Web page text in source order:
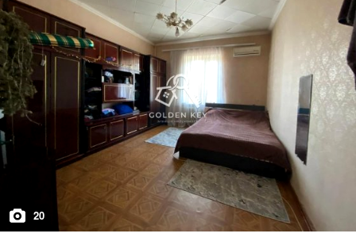
Пропозиція від ріелтора , 09*********68 Марія Веремчук.
Запрошую на показ.
20